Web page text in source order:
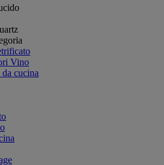
Vino
cucina